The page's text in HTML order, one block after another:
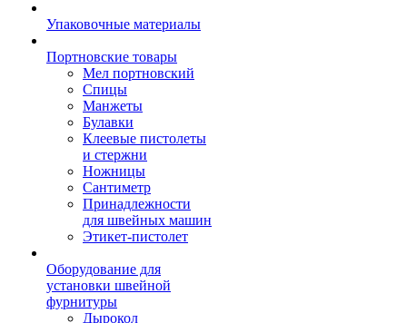
Упаковочные материалы
Портновские товары
Мел портновский
Спицы
Манжеты
Булавки
Клеевые пистолеты
и стержни
Ножницы
Сантиметр
Принадлежности
для швейных машин
Этикет-пистолет
Оборудование для
установки швейной
фурнитуры
Дырокол